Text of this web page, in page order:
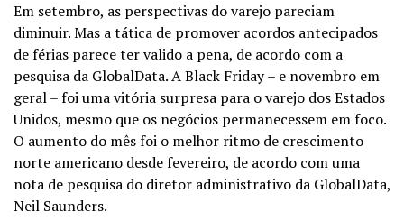
Em setembro, as perspectivas do varejo pareciam
diminuir. Mas a tática de promover acordos antecipados
de férias parece ter valido a pena, de acordo com a
pesquisa da GlobalData. A Black Friday – e novembro em
geral – foi uma vitória surpresa para o varejo dos Estados
Unidos, mesmo que os negócios permanecessem em foco.
O aumento do mês foi o melhor ritmo de crescimento
norte americano desde fevereiro, de acordo com uma
nota de pesquisa do diretor administrativo da GlobalData,
Neil Saunders.